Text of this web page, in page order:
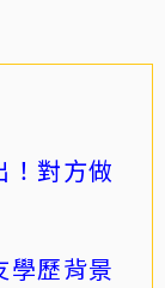
！對方做
學歷背景